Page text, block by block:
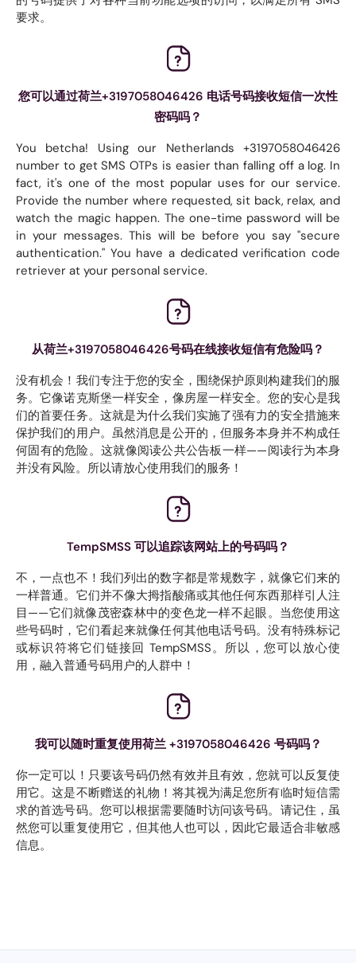
要求。
您可以通过荷兰+3197058046426 电话号码接收短信一次性
密码吗？
You betcha! Using our Netherlands +3197058046426
number to get SMS OTPs is easier than falling off a log. In
fact, it's one of the most popular uses for our service.
Provide the number where requested, sit back, relax, and
watch the magic happen. The one-time password will be
in your messages. This will be before you say "secure
authentication." You have a dedicated verification code
retriever at your personal service.
从荷兰+3197058046426号码在线接收短信有危险吗？
没有机会！我们专注于您的安全，围绕保护原则构建我们的服
务。它像诺克斯堡一样安全，像房屋一样安全。您的安心是我
们的首要任务。这就是为什么我们实施了强有力的安全措施来
保护我们的用户。虽然消息是公开的，但服务本身并不构成任
何固有的危险。这就像阅读公共公告板一样——阅读行为本身
并没有风险。所以请放心使用我们的服务！
TempSMSS 可以追踪该网站上的号码吗？
不，一点也不！我们列出的数字都是常规数字，就像它们来的
一样普通。它们并不像大拇指酸痛或其他任何东西那样引人注
目——它们就像茂密森林中的变色龙一样不起眼。当您使用这
些号码时，它们看起来就像任何其他电话号码。没有特殊标记
或标识符将它们链接回 TempSMSS。所以，您可以放心使
用，融入普通号码用户的人群中！
我可以随时重复使用荷兰 +3197058046426 号码吗？
你一定可以！只要该号码仍然有效并且有效，您就可以反复使
用它。这是不断赠送的礼物！将其视为满足您所有临时短信需
求的首选号码。您可以根据需要随时访问该号码。请记住，虽
然您可以重复使用它，但其他人也可以，因此它最适合非敏感
信息。